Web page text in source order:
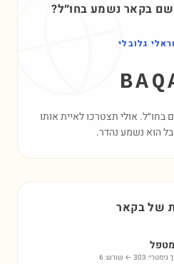
בקאר נשמע בחו״ל?
גלובלי
בחו״ל. אולי תצטרכו לאיית אותו
הוא נשמע נהדר.
שלבקאר
גימטרי: 303 ← שורש: 6